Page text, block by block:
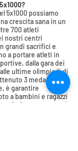
5x1000 possiamo
crescita sana in un
700 atleti
nostri centri
grandi sacrifici e
a portare atleti in
dalla gara dei
ultime olimpiadi di
3 medaglie. La
è garantire
a bambini e ragazzi
farli crescere con i